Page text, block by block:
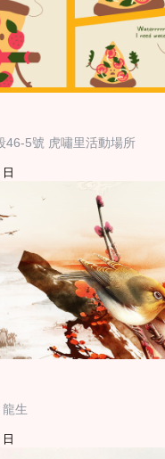
46-5號 虎嘯里活動場所
生